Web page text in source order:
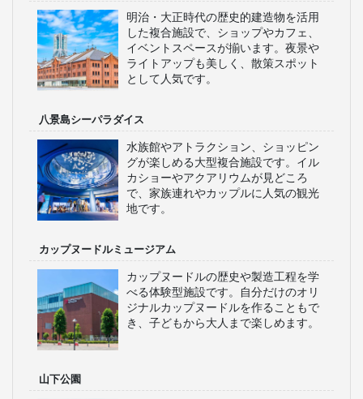
明治・大正時代の歴史的建造物を活用
した複合施設で、ショップやカフェ、
イベントスペースが揃います。夜景や
ライトアップも美しく、散策スポット
として人気です。
八景島シーパラダイス
水族館やアトラクション、ショッピン
グが楽しめる大型複合施設です。イル
カショーやアクアリウムが見どころ
で、家族連れやカップルに人気の観光
地です。
カップヌードルミュージアム
カップヌードルの歴史や製造工程を学
べる体験型施設です。自分だけのオリ
ジナルカップヌードルを作ることもで
き、子どもから大人まで楽しめます。
山下公園